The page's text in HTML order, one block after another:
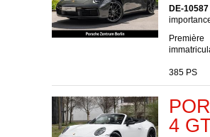
DE-
Première
385 PS
4